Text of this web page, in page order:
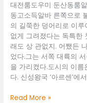
대전룸도우미 둔산동룸
동고소득알바 른쪽으로
의 길쭉한 덩어리로 이
없게 그려졌다는 독특한
래도 상 관없지. 어쨌든
었다.그는 서쪽 대륙의
을 가리켰다.도시의 이름
다. 신성왕국 ‘아르센’에
대
Read More »